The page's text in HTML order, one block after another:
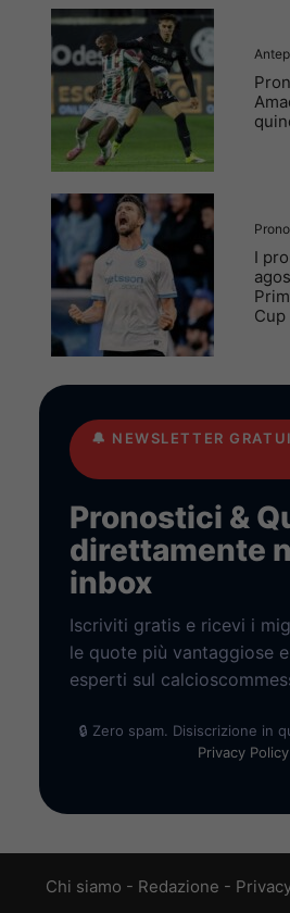
I
Cup
🔔 NEWSLETTER
Pronostici &
direttamente
inbox
Iscriviti gratis e ricevi i
le quote più vantaggiose
esperti sul
🔒 Zero spam. Disiscrizione in
Privacy Policy
Chi siamo - Redazione -